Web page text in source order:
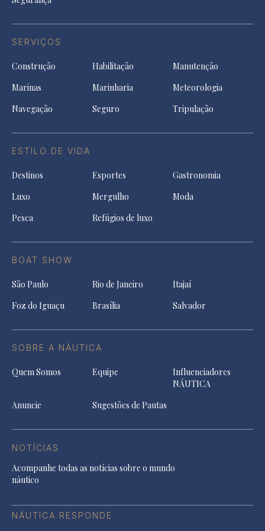
SERVIÇOS
Construção Habilitação
Manutenção
Marinas
Marinharia
Meteorologia
Navegação
Seguro Tripulação
ESTILO DE VIDA
Destinos Esportes
Gastronomia
Luxo
Mergulho
Moda
Pesca
Refúgios de luxo
BOAT SHOW
São Paulo Rio de Janeiro
Itajaí
Foz do Iguaçu
Brasília Salvador
SOBRE A NÁUTICA
Quem Somos Equipe
Influenciadores
NÁUTICA
Anuncie
Sugestões de Pautas
NOTÍCIAS
Acompanhe todas as notícias sobre o mundo
náutico
NÁUTICA RESPONDE